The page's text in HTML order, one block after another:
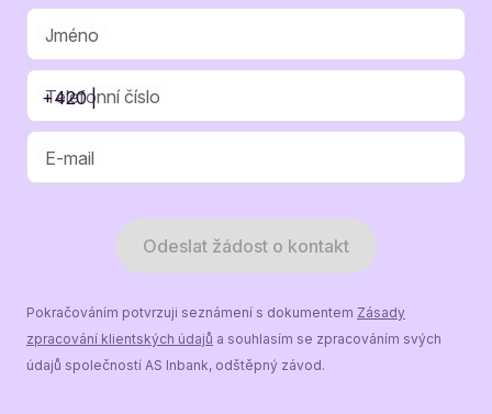
Jméno
Telefonní číslo
+420 |
E-mail
Odeslat žádost o kontakt
Pokračováním potvrzuji seznámení s dokumentem Zásady
zpracování klientských údajů a souhlasím se zpracováním svých
údajů společností AS Inbank, odštěpný závod.